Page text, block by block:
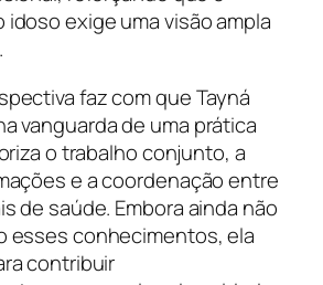
idoso exige uma visão ampla
faz com que Tayná
vanguarda de uma prática
o trabalho conjunto, a
e a coordenação entre
de saúde. Embora ainda não
esses conhecimentos, ela
contribuir